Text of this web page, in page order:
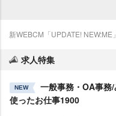
新WEBCM「UPDATE! NEW:ME
求人特集
NEW
一般事務・OA事務
使ったお仕事1900